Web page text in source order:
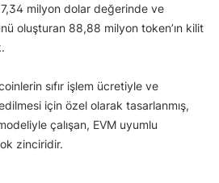
milyon dolar değerinde ve
oluşturan 88,88 milyon token’ın kilit
sıfır işlem ücretiyle ve
için özel olarak tasarlanmış,
çalışan, EVM uyumlu
zinciridir.